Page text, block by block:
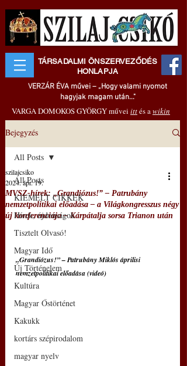
TÁRSADALMI ÖNSZERVEZŐDÉS
HONLAPJA
VERZÁR ÉVA művei – „Hogy valami nyomot
hagyjak magam után..."
VARGA DOMOKOS GYÖRGY művei ittés awikin
Bejegyzés
All Posts
KIEMELT CIKKEK
Hírek, újdonságok
Tisztelt Olvasó!
Magyar Idő
Új Történelem
Kultúra
Magyar Őstörténet
Kakukk
kortárs szépirodalom
magyar nyelv
All Posts
MVSZ-hírek: „Grandiózus!” – Patrubány
nemzetpolitikai előadása – a Világkongresszus négy
új konferenciája – Kárpátalja sorsa Trianon után
szilajcsiko
2024. ápr. 19.
„Grandiózus!” – Patrubány Miklós áprilisi
nemzetpolitikai előadása (videó)